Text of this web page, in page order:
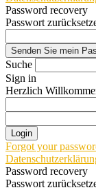
Password recovery
Passwort
Suche
Sign in
Herzlich
Forgot your
Password recovery
Passwort